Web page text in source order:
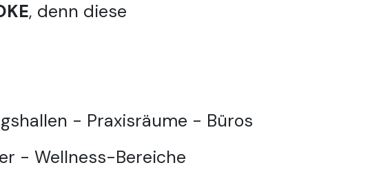
, denn diese
- Praxisräume - Büros
- Wellness-Bereiche